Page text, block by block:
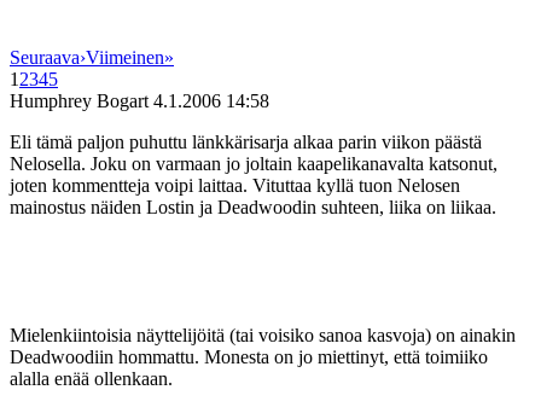
Seuraava›Viimeinen»
1 2345
Humphrey Bogart 4.1.2006 14:58
Eli tämä paljon puhuttu länkkärisarja alkaa parin viikon päästä
Nelosella. Joku on varmaan jo joltain kaapelikanavalta katsonut,
joten kommentteja voipi laittaa. Vituttaa kyllä tuon Nelosen
mainostus näiden Lostin ja Deadwoodin suhteen, liika on liikaa.
Mielenkiintoisia näyttelijöitä (tai voisiko sanoa kasvoja) on ainakin
Deadwoodiin hommattu. Monesta on jo miettinyt, että toimiiko
alalla enää ollenkaan.